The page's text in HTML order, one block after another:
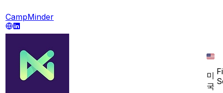
CampMinder
미
국